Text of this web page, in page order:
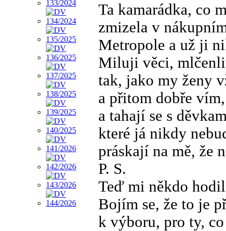
Ta kamarádka, co
zmizela v
Metropole a už ji
Miluji věci,
tak, jako my ženy
a přitom dobře
a tahají se s
které já nikdy
práskají na mě, že
P. S.
Teď mi někdo
Bojím se, že to je
k výboru, pro ty,